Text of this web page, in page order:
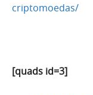
criptomoedas/
[quads id=3]